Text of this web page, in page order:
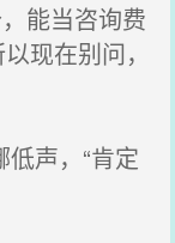
能当咨询费
现在别问，
声，“肯定